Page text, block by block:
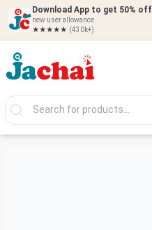
Download App to get 50% off
new user allowance
★★★★★ (430k+)